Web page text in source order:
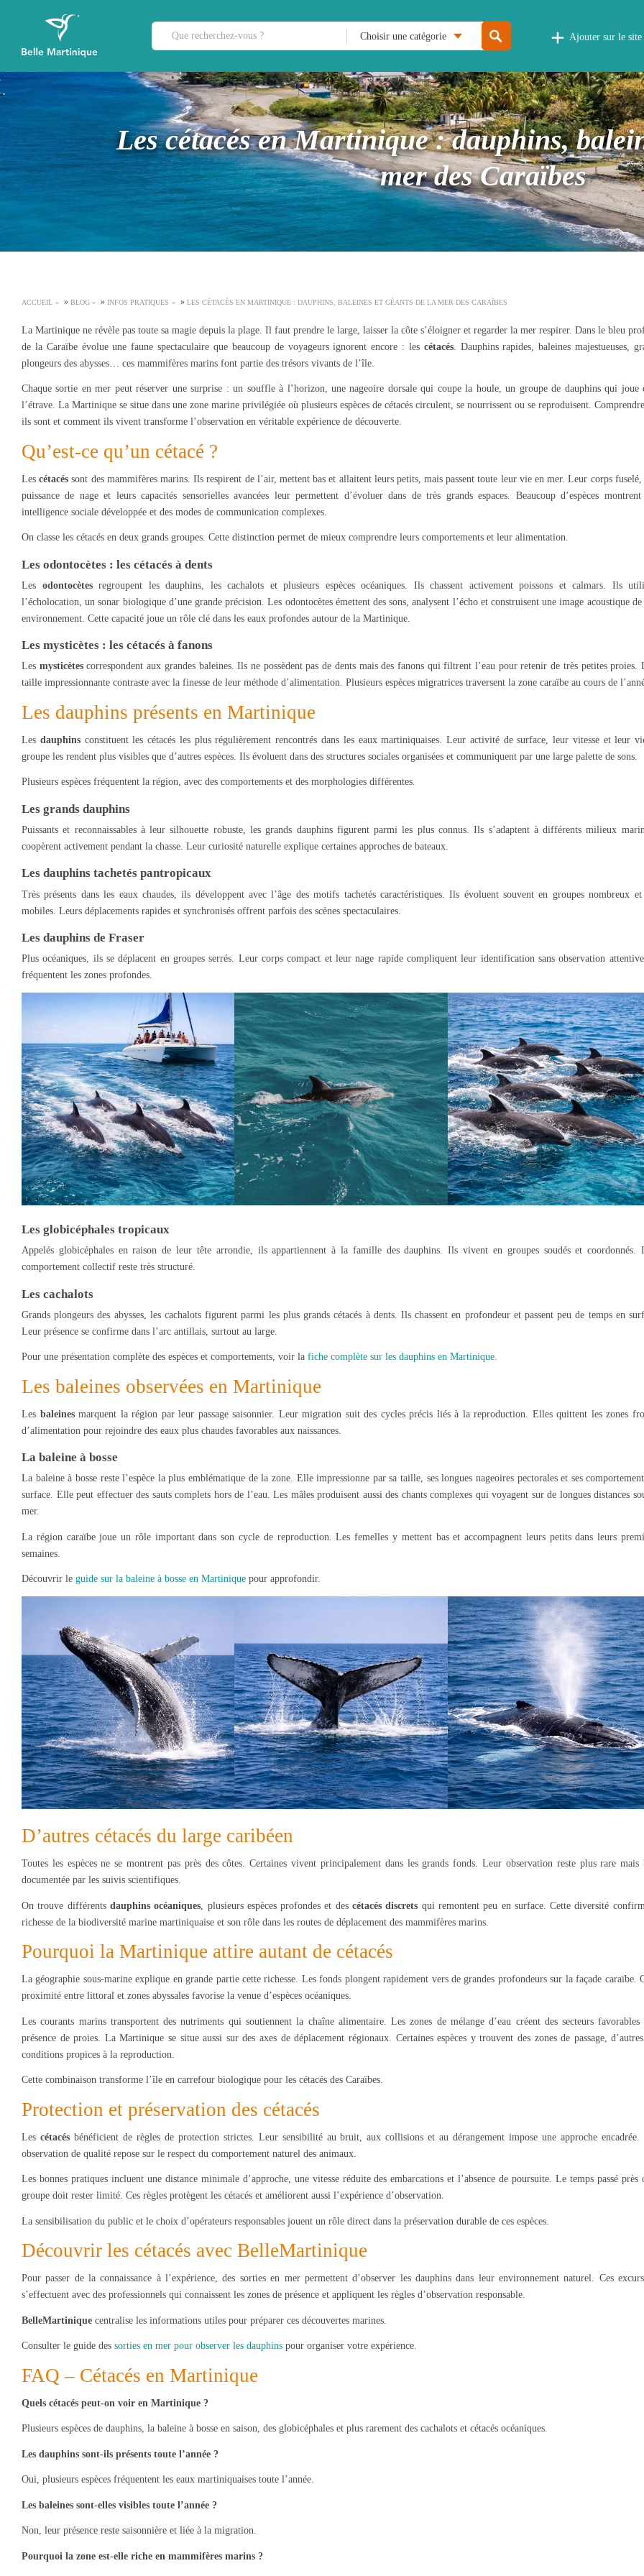
Choisir une catégorie Ajouter sur le site
Les cétacés en Martinique : dauphins,
mer des Caraïbes
ACCUEIL » BLOG » INFOS PRATIQUES » LES CÉTACÉS EN MARTINIQUE : DAUPHINS, BALEINES ET GÉANTS DE LA MER DES CARAÏBES
La Martinique ne révèle pas toute sa magie depuis la plage. Il faut prendre le large, laisser la côte s’éloigner et regarder la mer respirer. Dans le bleu
de la Caraïbe évolue une faune spectaculaire que beaucoup de voyageurs ignorent encore : les cétacés. Dauphins rapides, baleines majestueuses,
plongeurs des abysses… ces mammifères marins font partie des trésors vivants de l’île.
Chaque sortie en mer peut réserver une surprise : un souffle à l’horizon, une nageoire dorsale qui coupe la houle, un groupe de dauphins qui joue
l’étrave. La Martinique se situe dans une zone marine privilégiée où plusieurs espèces de cétacés circulent, se nourrissent ou se reproduisent.
ils sont et comment ils vivent transforme l’observation en véritable expérience de découverte.
Qu’est-ce qu’un cétacé ?
Lescétacés sont des mammifères marins. Ils respirent de l’air, mettent bas et allaitent leurs petits, mais passent toute leur vie en mer. Leur corps
puissance de nage et leurs capacités sensorielles avancées leur permettent d’évoluer dans de très grands espaces. Beaucoup d’espèces
intelligence sociale développée et des modes de communication complexes.
On classe les cétacés en deux grands groupes. Cette distinction permet de mieux comprendre leurs comportements et leur alimentation.
Les odontocètes : les cétacés à dents
Les odontocètesregroupent les dauphins, les cachalots et plusieurs espèces océaniques. Ils chassent activement poissons et calmars. Ils
l’écholocation, un sonar biologique d’une grande précision. Les odontocètes émettent des sons, analysent l’écho et construisent une image acoustique
environnement. Cette capacité joue un rôle clé dans les eaux profondes autour de la Martinique.
Les mysticètes : les cétacés à fanons
Les mysticètescorrespondent aux grandes baleines. Ils ne possèdent pas de dents mais des fanons qui filtrent l’eau pour retenir de très petites proies.
taille impressionnante contraste avec la finesse de leur méthode d’alimentation. Plusieurs espèces migratrices traversent la zone caraïbe au cours de
Les dauphins présents en Martinique
Les dauphinsconstituent les cétacés les plus régulièrement rencontrés dans les eaux martiniquaises. Leur activité de surface, leur vitesse et leur
groupe les rendent plus visibles que d’autres espèces. Ils évoluent dans des structures sociales organisées et communiquent par une large palette de sons.
Plusieurs espèces fréquentent la région, avec des comportements et des morphologies différentes.
Les grands dauphins
Puissants et reconnaissables à leur silhouette robuste, les grands dauphins figurent parmi les plus connus. Ils s’adaptent à différents milieux
coopèrent activement pendant la chasse. Leur curiosité naturelle explique certaines approches de bateaux.
Les dauphins tachetés pantropicaux
Très présents dans les eaux chaudes, ils développent avec l’âge des motifs tachetés caractéristiques. Ils évoluent souvent en groupes nombreux
mobiles. Leurs déplacements rapides et synchronisés offrent parfois des scènes spectaculaires.
Les dauphins de Fraser
Plus océaniques, ils se déplacent en groupes serrés. Leur corps compact et leur nage rapide compliquent leur identification sans observation
fréquentent les zones profondes.
Les globicéphales tropicaux
Appelés globicéphales en raison de leur tête arrondie, ils appartiennent à la famille des dauphins. Ils vivent en groupes soudés et coordonnés.
comportement collectif reste très structuré.
Les cachalots
Grands plongeurs des abysses, les cachalots figurent parmi les plus grands cétacés à dents. Ils chassent en profondeur et passent peu de temps en
Leur présence se confirme dans l’arc antillais, surtout au large.
Pour une présentation complète des espèces et comportements, voir la fiche complète sur les dauphins en Martinique.
Les baleines observées en Martinique
Les baleinesmarquent la région par leur passage saisonnier. Leur migration suit des cycles précis liés à la reproduction. Elles quittent les zones
d’alimentation pour rejoindre des eaux plus chaudes favorables aux naissances.
La baleine à bosse
La baleine à bosse reste l’espèce la plus emblématique de la zone. Elle impressionne par sa taille, ses longues nageoires pectorales et ses
surface. Elle peut effectuer des sauts complets hors de l’eau. Les mâles produisent aussi des chants complexes qui voyagent sur de longues distances
mer.
La région caraïbe joue un rôle important dans son cycle de reproduction. Les femelles y mettent bas et accompagnent leurs petits dans leurs
semaines.
Découvrir le guide sur la baleine à bosse en Martinique pour approfondir.
D’autres cétacés du large caribéen
Toutes les espèces ne se montrent pas près des côtes. Certaines vivent principalement dans les grands fonds. Leur observation reste plus rare mais
documentée par les suivis scientifiques.
On trouve différents dauphins océaniques , plusieurs espèces profondes et descétacés discrets qui remontent peu en surface. Cette diversité
richesse de la biodiversité marine martiniquaise et son rôle dans les routes de déplacement des mammifères marins.
Pourquoi la Martinique attire autant de cétacés
La géographie sous-marine explique en grande partie cette richesse. Les fonds plongent rapidement vers de grandes profondeurs sur la façade caraïbe.
proximité entre littoral et zones abyssales favorise la venue d’espèces océaniques.
Les courants marins transportent des nutriments qui soutiennent la chaîne alimentaire. Les zones de mélange d’eau créent des secteurs
présence de proies. La Martinique se situe aussi sur des axes de déplacement régionaux. Certaines espèces y trouvent des zones de passage,
conditions propices à la reproduction.
Cette combinaison transforme l’île en carrefour biologique pour les cétacés des Caraïbes.
Protection et préservation des cétacés
Les cétacésbénéficient de règles de protection strictes. Leur sensibilité au bruit, aux collisions et au dérangement impose une approche encadrée.
observation de qualité repose sur le respect du comportement naturel des animaux.
Les bonnes pratiques incluent une distance minimale d’approche, une vitesse réduite des embarcations et l’absence de poursuite. Le temps passé près
groupe doit rester limité. Ces règles protègent les cétacés et améliorent aussi l’expérience d’observation.
La sensibilisation du public et le choix d’opérateurs responsables jouent un rôle direct dans la préservation durable de ces espèces.
Découvrir les cétacés avec BelleMartinique
Pour passer de la connaissance à l’expérience, des sorties en mer permettent d’observer les dauphins dans leur environnement naturel. Ces
s’effectuent avec des professionnels qui connaissent les zones de présence et appliquent les règles d’observation responsable.
BelleMartinique centralise les informations utiles pour préparer ces découvertes marines.
Consulter le guide des sorties en mer pour observer les dauphins pour organiser votre expérience.
FAQ – Cétacés en Martinique
Quels cétacés peut-on voir en Martinique ?
Plusieurs espèces de dauphins, la baleine à bosse en saison, des globicéphales et plus rarement des cachalots et cétacés océaniques.
Les dauphins sont-ils présents toute l’année ?
Oui, plusieurs espèces fréquentent les eaux martiniquaises toute l’année.
Les baleines sont-elles visibles toute l’année ?
Non, leur présence reste saisonnière et liée à la migration.
Pourquoi la zone est-elle riche en mammifères marins ?